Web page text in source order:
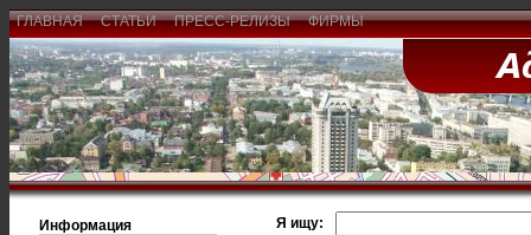
ГЛАВНАЯ СТАТЬИ ПРЕСС-РЕЛИЗЫ ФИРМЫ
Информация
Я ищу: